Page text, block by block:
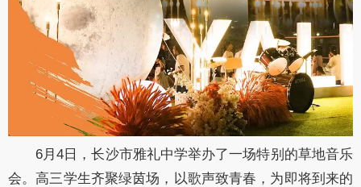
6月4日，长沙市雅礼中学举办了一场特别的草地音乐
会。高三学生齐聚绿茵场，以歌声致青春，为即将到来的